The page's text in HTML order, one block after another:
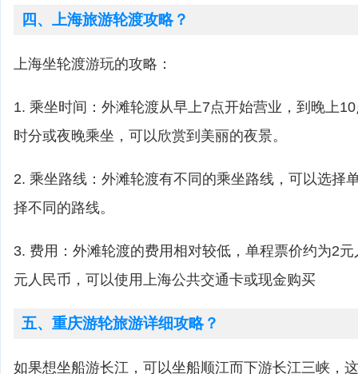
四、上海旅游轮渡攻略？
上海坐轮渡游玩的攻略：
1. 乘坐时间：外滩轮渡从早上7点开始营业，到晚上
时分或夜晚乘坐，可以欣赏到美丽的夜景。
2. 乘坐路线：外滩轮渡有不同的乘坐路线，可以选择
择不同的路线。
3. 费用：外滩轮渡的费用相对较低，单程票价约为2
元人民币，可以使用上海公共交通卡或现金购买
五、重庆游轮旅游详细攻略？
如果想坐船游长江，可以坐船顺江而下游长江三峡，